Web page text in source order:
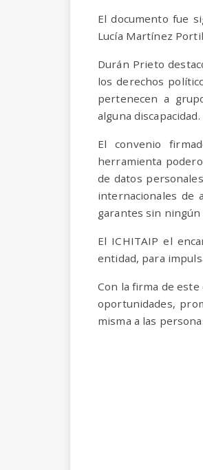
El documento fue
Lucía Martínez
Durán Prieto
los derechos
pertenecen a
alguna discapacidad.
El convenio
herramienta
de datos
internacionales de
garantes sin ningún
El ICHITAIP el
entidad, para
Con la firma de
oportunidades,
misma a las